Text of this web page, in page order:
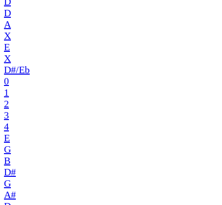
D
A
X
E
X
D#/Eb
0
1
2
3
4
E
G
B
D#
G
A#